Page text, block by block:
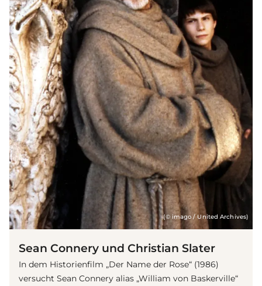
(© imago / United Archives)
Sean Connery und Christian Slater
In dem Historienfilm „Der Name der Rose“ (1986)
versucht Sean Connery alias „William von Baskerville“